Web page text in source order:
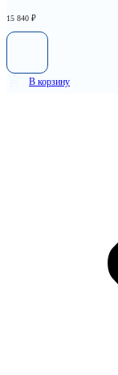
15 840 ₽
В корзину